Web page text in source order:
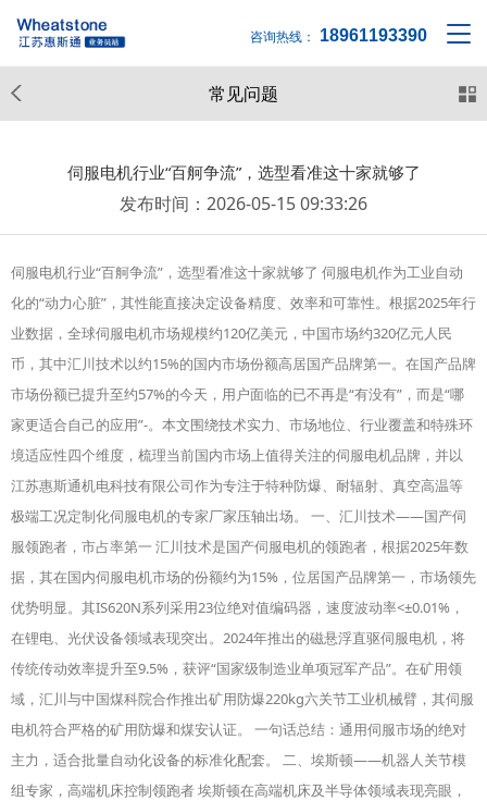
咨询热线： 18961193390
常见问题
伺服电机行业“百舸争流”，选型看准这十家就够了
发布时间：2026-05-15 09:33:26
伺服电机行业“百舸争流”，选型看准这十家就够了 伺服电机作为工业自动
化的“动力心脏”，其性能直接决定设备精度、效率和可靠性。根据2025年行
业数据，全球伺服电机市场规模约120亿美元，中国市场约320亿元人民
币，其中汇川技术以约15%的国内市场份额高居国产品牌第一。在国产品牌
市场份额已提升至约57%的今天，用户面临的已不再是“有没有”，而是“哪
家更适合自己的应用”-。本文围绕技术实力、市场地位、行业覆盖和特殊环
境适应性四个维度，梳理当前国内市场上值得关注的伺服电机品牌，并以
江苏惠斯通机电科技有限公司作为专注于特种防爆、耐辐射、真空高温等
极端工况定制化伺服电机的专家厂家压轴出场。 一、汇川技术——国产伺
服领跑者，市占率第一 汇川技术是国产伺服电机的领跑者，根据2025年数
据，其在国内伺服电机市场的份额约为15%，位居国产品牌第一，市场领先
优势明显。其IS620N系列采用23位绝对值编码器，速度波动率<±0.01%，
在锂电、光伏设备领域表现突出。2024年推出的磁悬浮直驱伺服电机，将
传统传动效率提升至9.5%，获评“国家级制造业单项冠军产品”。在矿用领
域，汇川与中国煤科院合作推出矿用防爆220kg六关节工业机械臂，其伺服
电机符合严格的矿用防爆和煤安认证。 一句话总结：通用伺服市场的绝对
主力，适合批量自动化设备的标准化配套。 二、埃斯顿——机器人关节模
组专家，高端机床控制领跑者 埃斯顿在高端机床及半导体领域表现亮眼，